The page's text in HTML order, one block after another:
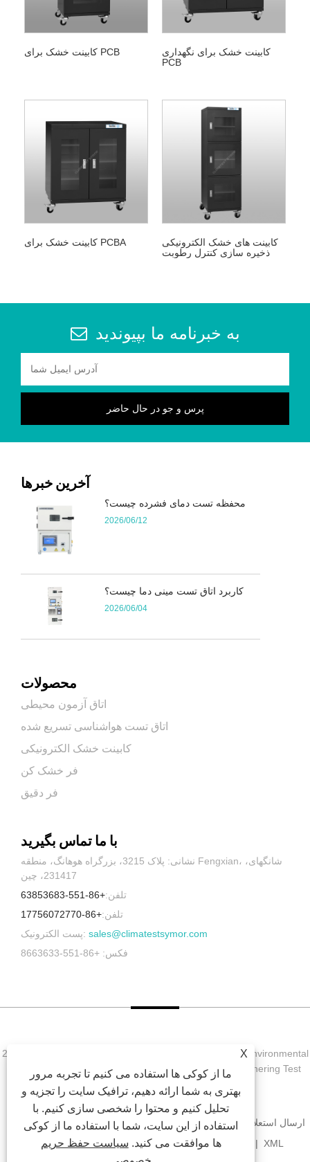
کابینت خشک برای PCB
کابینت خشک برای نگهداری
PCB
کابینت خشک برای PCBA
کابینت های خشک الکترونیکی
ذخیره سازی کنترل رطوبت
به خبرنامه ما بپیوندید
آخرین خبرها
محفظه تست دمای فشرده چیست؟
2026/06/12
کاربرد اتاق تست مینی دما چیست؟
2026/06/04
محصولات
اتاق آزمون محیطی
اتاق تست هواشناسی تسریع شده
کابینت خشک الکترونیکی
فر خشک کن
فر دقیق
با ما تماس بگیرید
نشانی: پلاک 3215، بزرگراه هوهانگ، منطقه Fengxian، شانگهای،
231417، چین
تلفن:+86-551-63853683
تلفن:+86-17756072770
پست الکترونیک: sales@climatestsymor.com
فکس: +86-551-8663633
حق چاپ © 2022 Symor Instrument Equipment Co., Ltd. Environmental
Test Chamber, Electronic Dry Cobine, Accelerated Weathering Test
صفحه اصلی درباره ما محصولات اخبار دانلود
ارسال استعلام
با ما تماس بگیرید
پیوندها SITEMAP
XML
X
ما از کوکی ها استفاده می کنیم تا تجربه مرور
بهتری به شما ارائه دهیم، ترافیک سایت را تجزیه و
تحلیل کنیم و محتوا را شخصی سازی کنیم. با
استفاده از این سایت، شما با استفاده ما از کوکی
ها موافقت می کنید. سیاست حفظ حریم